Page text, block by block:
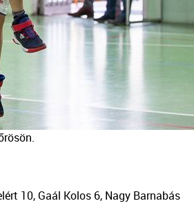
10, Gaál Kolos 6, Nagy Barnabás